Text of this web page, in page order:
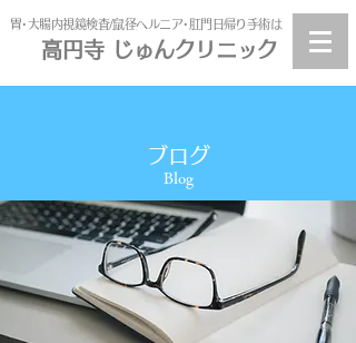
高円寺 じゅんクリニック
​胃･大腸内視鏡検査/鼠径ヘルニア･肛門日帰り手術は
高円寺 じゅんクリニック
ブログ
Blog